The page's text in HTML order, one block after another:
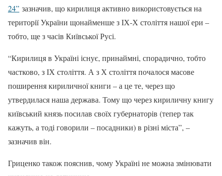
24” зазначив, що кирилиця активно використовується на
території України щонайменше з ІХ-Х століття нашої ери –
тобто, ще з часів Київської Русі.
“Кирилиця в Україні існує, принаймні, спорадично, тобто
частково, з ІХ століття. А з Х століття почалося масове
поширення кириличної книги – а це те, через що
утвердилася наша держава. Тому що через кириличну книгу
київський князь посилав своїх губернаторів (тепер так
кажуть, а тоді говорили – посадники) в різні міста”, –
зазначив він.
Гриценко також пояснив, чому Україні не можна змінювати